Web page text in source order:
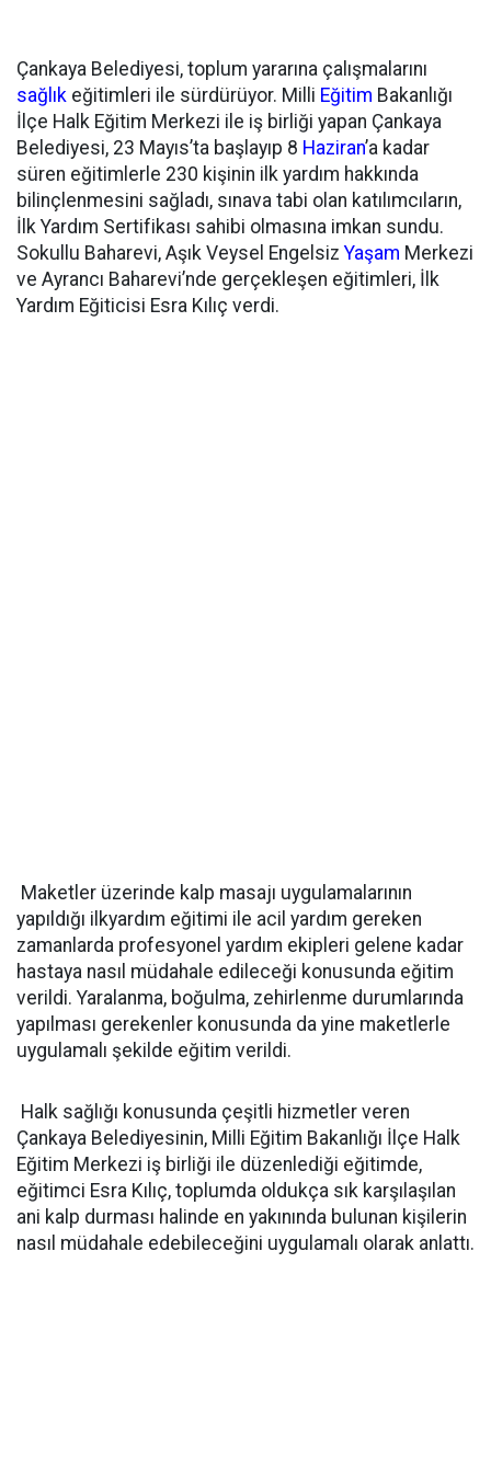
Çankaya Belediyesi, toplum yararına çalışmalarını
sağlık eğitimleri ile sürdürüyor. Milli Eğitim Bakanlığı
İlçe Halk Eğitim Merkezi ile iş birliği yapan Çankaya
Belediyesi, 23 Mayıs’ta başlayıp 8 Haziran’a kadar
süren eğitimlerle 230 kişinin ilk yardım hakkında
bilinçlenmesini sağladı, sınava tabi olan katılımcıların,
İlk Yardım Sertifikası sahibi olmasına imkan sundu.
Sokullu Baharevi, Aşık Veysel EngelsizYaşam Merkezi
ve Ayrancı Baharevi’nde gerçekleşen eğitimleri, İlk
Yardım Eğiticisi Esra Kılıç verdi.
Maketler üzerinde kalp masajı uygulamalarının
yapıldığı ilkyardım eğitimi ile acil yardım gereken
zamanlarda profesyonel yardım ekipleri gelene kadar
hastaya nasıl müdahale edileceği konusunda eğitim
verildi. Yaralanma, boğulma, zehirlenme durumlarında
yapılması gerekenler konusunda da yine maketlerle
uygulamalı şekilde eğitim verildi.
Halk sağlığı konusunda çeşitli hizmetler veren
Çankaya Belediyesinin, Milli Eğitim Bakanlığı İlçe Halk
Eğitim Merkezi iş birliği ile düzenlediği eğitimde,
eğitimci Esra Kılıç, toplumda oldukça sık karşılaşılan
ani kalp durması halinde en yakınında bulunan kişilerin
nasıl müdahale edebileceğini uygulamalı olarak anlattı.